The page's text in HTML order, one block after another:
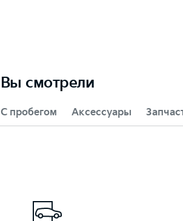
Вы смотрели
С пробегом Аксессуары